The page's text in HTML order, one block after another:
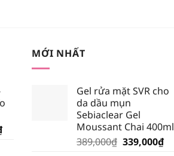
Giá
MỚI NHẤT
Gel rửa mặt SVR cho
da dầu mụn
Sebiaclear Gel
Moussant Chai 400ml
389,000₫ Giá
339,000₫Giá